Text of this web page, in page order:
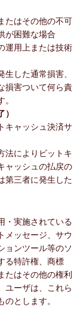
たはその他の不可
が困難な場合
運用上または技術
した通常損害、
損害ついて何ら責
キャッシュ決済サ
法によりビットキ
ャッシュの払戻の
第三者に発生した
・実施されている
メッセージ、サウ
ョンツール等のソ
る特許権、商標
たはその他の権利
ユーザは、これら
とします。